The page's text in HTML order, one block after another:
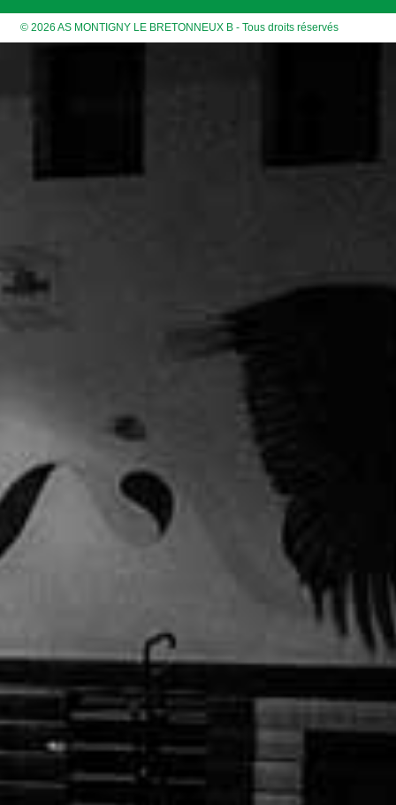
© 2026 AS MONTIGNY LE BRETONNEUX B - Tous droits réservés